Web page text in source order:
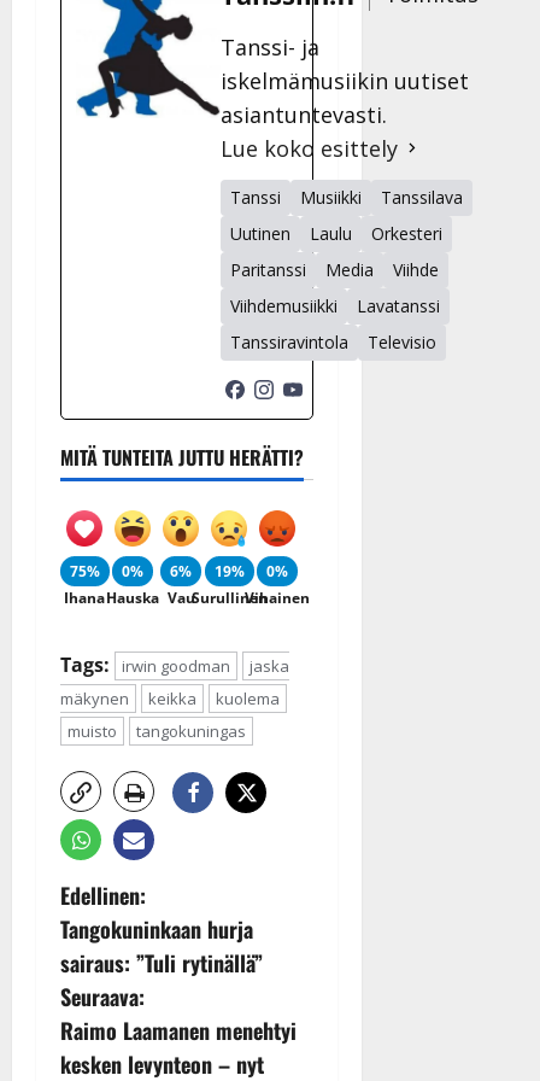
Tanssi- ja
iskelmämusiikin uutiset
asiantuntevasti.
Lue koko esittely
Tanssi Musiikki
Tanssilava
Uutinen
Laulu
Orkesteri
Paritanssi
Media
Viihde
Viihdemusiikki
Lavatanssi
Tanssiravintola
Televisio
MITÄ TUNTEITA JUTTU HERÄTTI?
75%
Ihana
0%
Hauska
6%
Vau
19%
Surullinen
0%
Vihainen
Tags: irwin goodman
jaska
mäkynen
keikka
kuolema
muisto
tangokuningas
P
o
s
t
Edellinen:
Tangokuninkaan hurja
sairaus: ”Tuli rytinällä”
Seuraava:
Raimo Laamanen menehtyi
kesken levynteon – nyt